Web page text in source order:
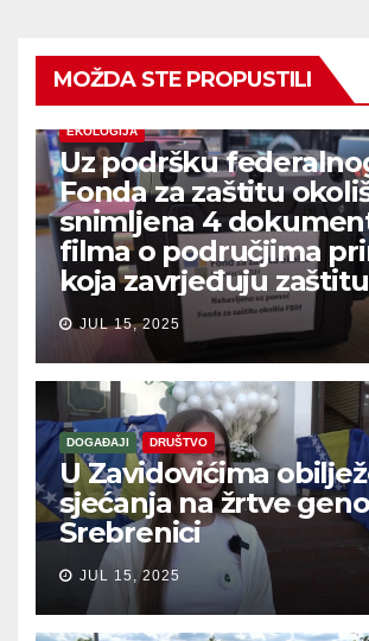
MOŽDA STE PROPUSTILI
EKOLOGIJA
Uz podršku
Fonda za zaštitu
snimljena 4
filma o područjima
koja zavrjeđuju
JUL 15, 2025
DOGAĐAJI DRUŠTVO
U Zavidovićima
sjećanja na žrtve
Srebrenici
JUL 15, 2025